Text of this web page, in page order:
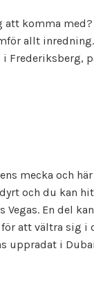
komma med?
allt
Frederiksberg,
mecka och
och du kan
En del
att vältra sig i
uppradat i